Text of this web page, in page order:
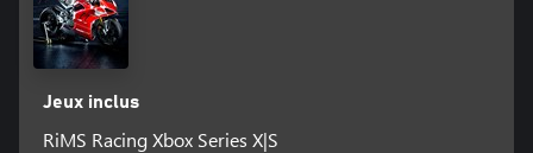
Jeux inclus
RiMS Racing Xbox Series X|S